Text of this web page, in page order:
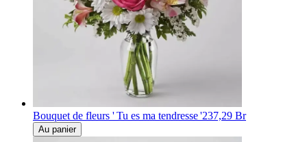
Bouquet de fleurs ' Tu es ma tendresse '237,29 Br
Au panier